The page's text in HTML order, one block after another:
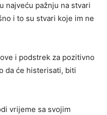
najveću pažnju na stvari
i to su stvari koje im ne
i podstrek za pozitivno
da će histerisati, biti
vrijeme sa svojim